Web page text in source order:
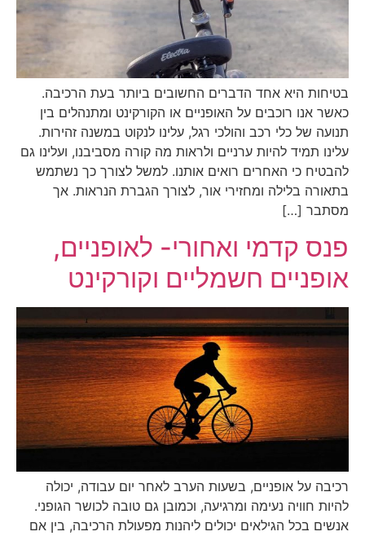
בטיחות היא אחד הדברים החשובים ביותר בעת הרכיבה.
כאשר אנו רוכבים על האופניים או הקורקינט ומתנהלים בין
תנועה של כלי רכב והולכי רגל, עלינו לנקוט במשנה זהירות.
עלינו תמיד להיות ערניים ולראות מה קורה מסביבנו, ועלינו גם
להבטיח כי האחרים רואים אותנו. למשל לצורך כך נשתמש
בתאורה בלילה ומחזירי אור, לצורך הגברת הנראות. אך
מסתבר […]
פנס קדמי ואחורי- לאופניים,
אופניים חשמליים וקורקינט
רכיבה על אופניים, בשעות הערב לאחר יום עבודה, יכולה
להיות חוויה נעימה ומרגיעה, וכמובן גם טובה לכושר הגופני.
אנשים בכל הגילאים יכולים ליהנות מפעולת הרכיבה, בין אם